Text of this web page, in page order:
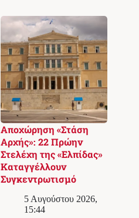
Αποχώρηση «Στάση
Αρχής»: 22 Πρώην
Στελέχη της «Ελπίδας»
Καταγγέλλουν
Συγκεντρωτισμό
5 Αυγούστου 2026,
15:44